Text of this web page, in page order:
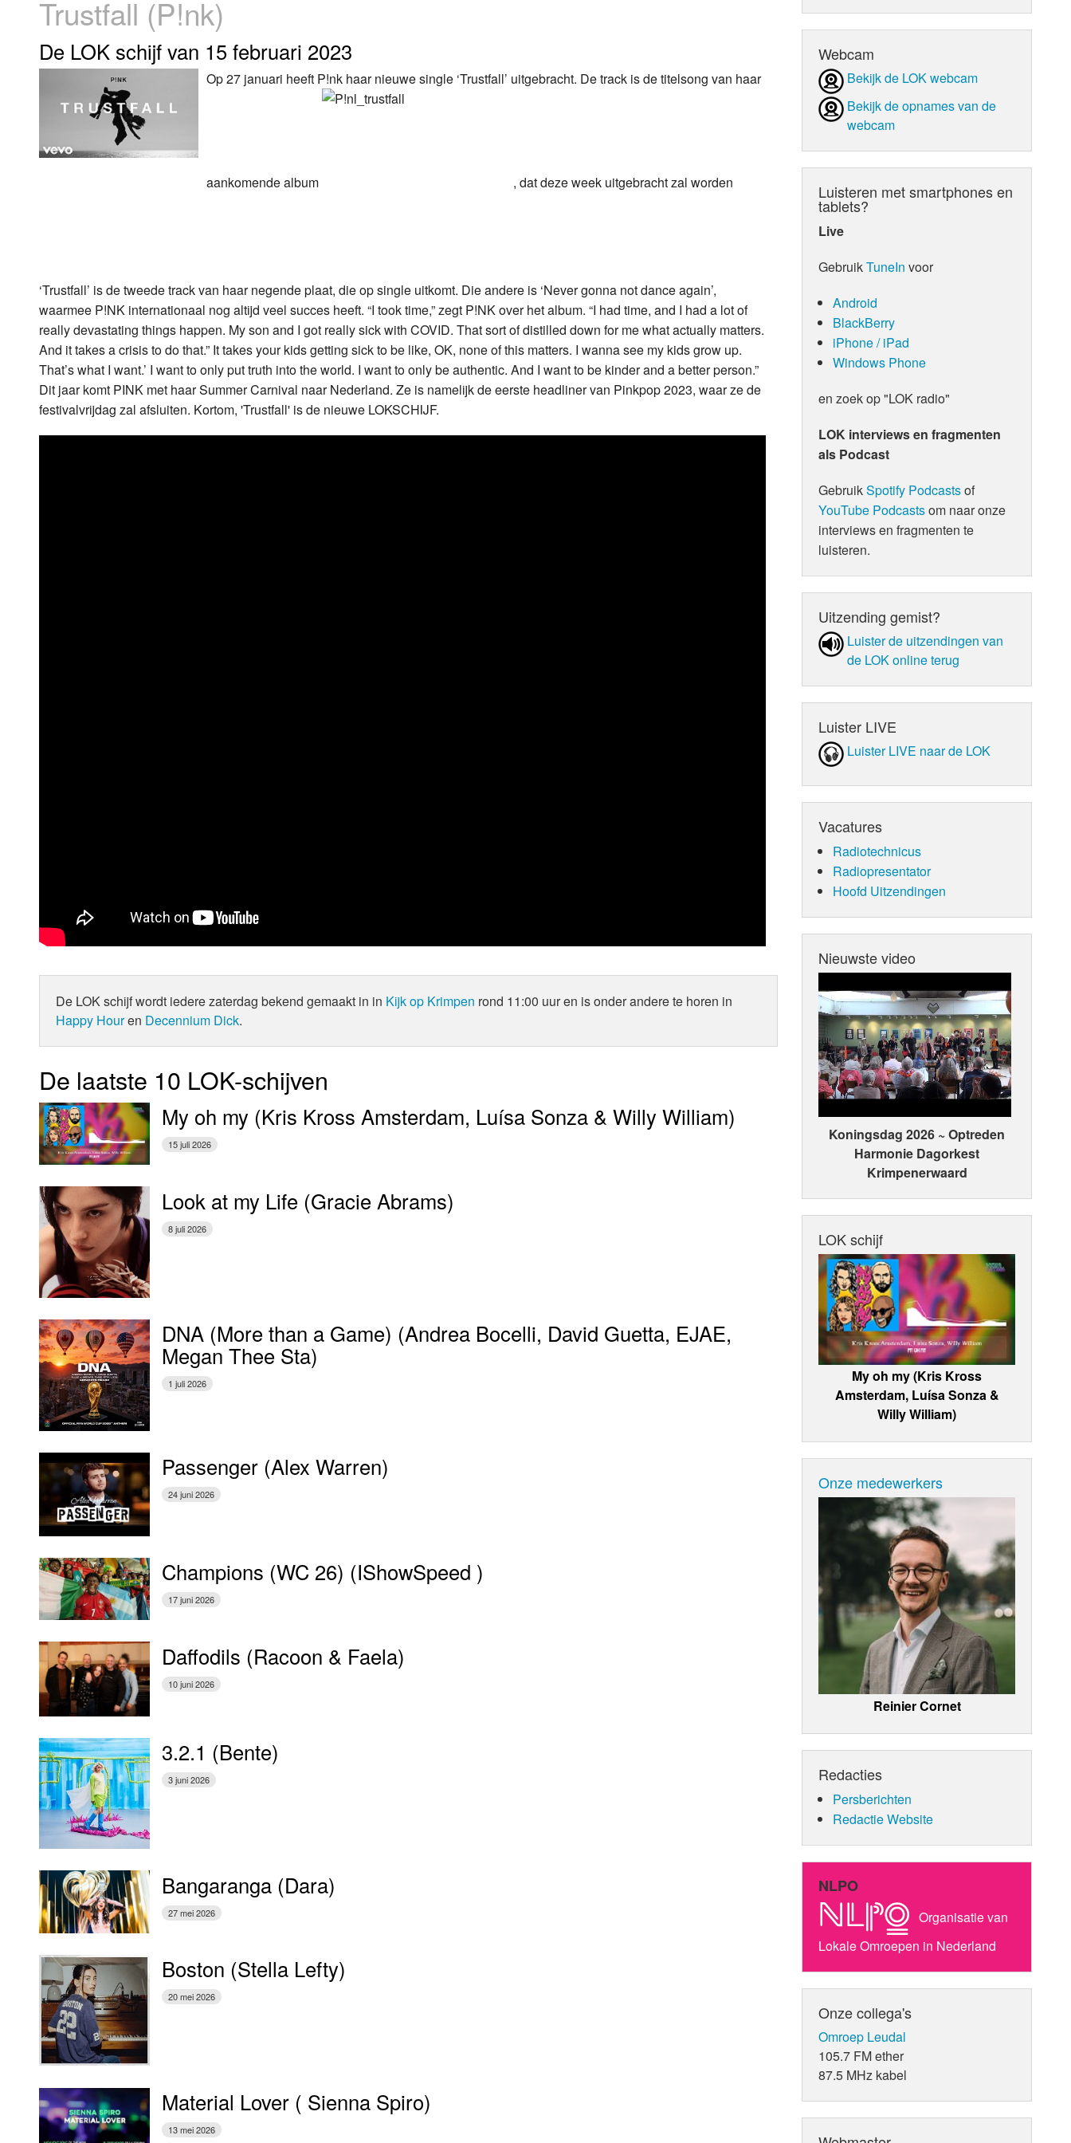
Donderdag
Vrijdag
Luister LOK Live
LOK schijf
Oude LOK programma's
Trustfall (P!nk)
De LOK schijf van 15 februari 2023
Op 27 januari heeft P!nk haar nieuwe single ‘Trustfall’ uitgebracht. De track is de titelsong van haar
aankomende album , dat deze week uitgebracht zal worden
‘Trustfall’ is de tweede track van haar negende plaat, die op single uitkomt. Die andere is ‘Never gonna not dance again’,
waarmee P!NK internationaal nog altijd veel succes heeft. “I took time,” zegt P!NK over het album. “I had time, and I had a lot of
really devastating things happen. My son and I got really sick with COVID. That sort of distilled down for me what actually matters.
And it takes a crisis to do that.” It takes your kids getting sick to be like, OK, none of this matters. I wanna see my kids grow up.
That’s what I want.’ I want to only put truth into the world. I want to only be authentic. And I want to be kinder and a better person.”
Dit jaar komt PINK met haar Summer Carnival naar Nederland. Ze is namelijk de eerste headliner van Pinkpop 2023, waar ze de
festivalvrijdag zal afsluiten. Kortom, 'Trustfall' is de nieuwe LOKSCHIJF.
De LOK schijf wordt iedere zaterdag bekend gemaakt in in Kijk op Krimpen rond 11:00 uur en is onder andere te horen in
Happy Houren Decennium Dick.
De laatste 10 LOK-schijven
My oh my (Kris Kross Amsterdam, Luísa Sonza & Willy William)
15 juli 2026
Look at my Life (Gracie Abrams)
8 juli 2026
DNA (More than a Game) (Andrea Bocelli, David Guetta, EJAE,
Megan Thee Sta)
1 juli 2026
Passenger (Alex Warren)
24 juni 2026
Champions (WC 26) (IShowSpeed )
17 juni 2026
Daffodils (Racoon & Faela)
10 juni 2026
3.2.1 (Bente)
3 juni 2026
Bangaranga (Dara)
27 mei 2026
Boston (Stella Lefty)
20 mei 2026
Material Lover ( Sienna Spiro)
13 mei 2026
Webcam
Bekijk de LOK webcam
Bekijk de opnames van de
webcam
Luisteren met smartphones en
tablets?
Live
GebruikTuneIn voor
Android
BlackBerry
iPhone / iPad
Windows Phone
en zoek op "LOK radio"
LOK interviews en fragmenten
als Podcast
GebruikSpotify Podcastsof
YouTube Podcastsom naar onze
interviews en fragmenten te
luisteren.
Uitzending gemist?
Luister de uit­zen­din­gen van
de LOK online terug
Luister LIVE
Luister LIVE naar de LOK
Vacatures
Radiotechnicus
Radiopresentator
Hoofd Uitzendingen
Nieuwste video
Koningsdag 2026 ~ Optreden
Harmonie Dagorkest
Krimpenerwaard
LOK schijf
My oh my (Kris Kross
Amsterdam, Luísa Sonza &
Willy William)
Onze medewerkers
Reinier Cornet
Redacties
Persberichten
Redactie Website
NLPO
Organisatie van
Lokale Omroepen in Nederland
Onze collega's
Omroep Leudal
105.7 FM ether
87.5 MHz kabel